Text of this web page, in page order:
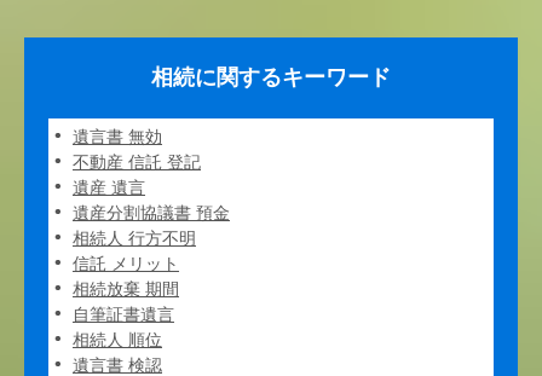
相続に関するキーワード
遺言書 無効
不動産 信託 登記
遺産 遺言
遺産分割協議書 預金
相続人 行方不明
信託 メリット
相続放棄 期間
自筆証書遺言
相続人 順位
遺言書 検認